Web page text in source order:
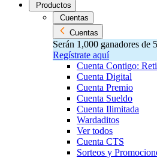
Productos
Cuentas
Cuentas
Serán 1,000 ganadores de
Regístrate aquí
Cuenta Contigo:
Cuenta Digital
Cuenta Premio
Cuenta Sueldo
Cuenta Ilimitada
Wardaditos
Ver todos
Cuenta CTS
Sorteos y